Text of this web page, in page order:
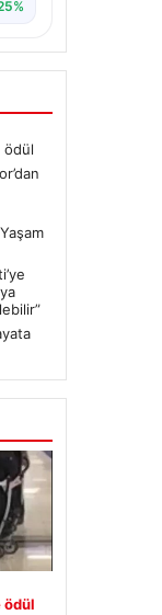
ödül
ödül